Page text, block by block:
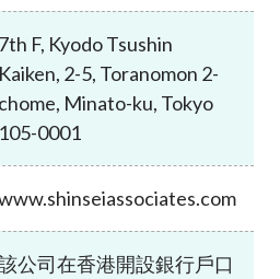
7th F, Kyodo Tsushin
Kaiken, 2-5, Toranomon 2-
chome, Minato-ku, Tokyo
105-0001
公司在香港開設銀行戶口